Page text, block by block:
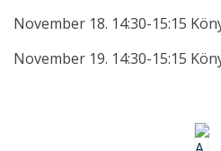
November 18. 14:30-15:15
November 19. 14:30-15:15